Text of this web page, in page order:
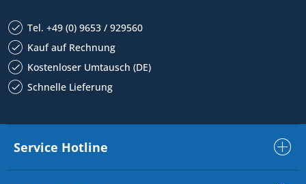
Tel. +49 (0) 9653 / 929560
Kauf auf Rechnung
Kostenloser Umtausch (DE)
Schnelle Lieferung
Service Hotline